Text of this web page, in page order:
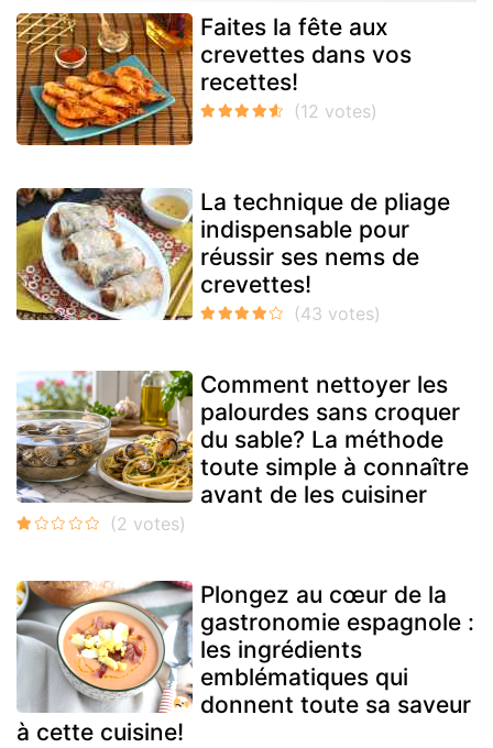
Faites la fête aux
crevettes dans vos
recettes!
La technique de pliage
indispensable pour
réussir ses nems de
crevettes!
Comment nettoyer les
palourdes sans croquer
du sable? La méthode
toute simple à connaître
avant de les cuisiner
Plongez au cœur de la
gastronomie espagnole :
les ingrédients
emblématiques qui
donnent toute sa saveur
à cette cuisine!